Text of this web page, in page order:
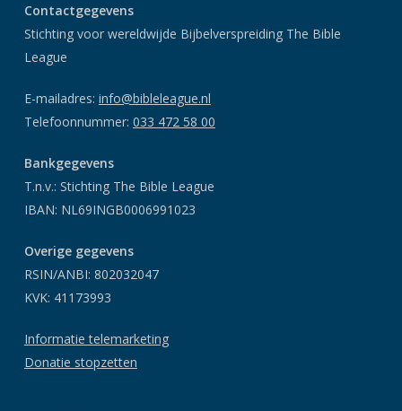
Contactgegevens
Stichting voor wereldwijde Bijbelverspreiding The Bible
League
E-mailadres: info@bibleleague.nl
Telefoonnummer: 033 472 58 00
Bankgegevens
T.n.v.: Stichting The Bible League
IBAN: NL69INGB0006991023
Overige gegevens
RSIN/ANBI: 802032047
KVK: 41173993
Informatie telemarketing
Donatie stopzetten